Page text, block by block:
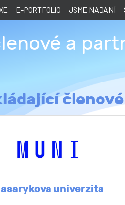
E-PORTFOLIO JSME NADANÍ
a
členové
univerzita